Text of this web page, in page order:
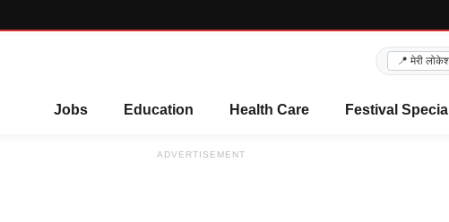
Jobs Education Health Care Festival Special
ADVERTISEMENT